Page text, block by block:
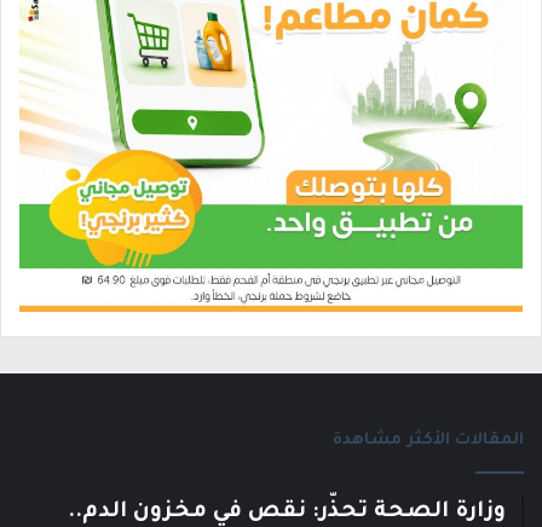
المقالات الأكثر مشاهدة
وزارة الصحة تحذّر: نقص في مخزون الدم..